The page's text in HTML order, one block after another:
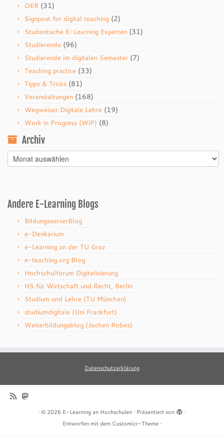
OER (31)
Signpost for digital teaching (2)
Studentische E-Learning Experten (31)
Studierende (96)
Studierende im digitalen Semester (7)
Teaching practice (33)
Tipps & Tricks (81)
Veranstaltungen (168)
Wegweiser Digitale Lehre (19)
Work in Progress (WiP) (8)
Archiv
Archiv
Andere E-Learning Blogs
BildungsserverBlog
e-Denkarium
e-Learning an der TU Graz
e-teaching.org Blog
Hochschulforum Digitalisierung
HS für Wirtschaft und Recht, Berlin
Studium und Lehre (TU München)
studiumdigitale (Uni Frankfurt)
Weiterbildungsblog (Jochen Robes)
Datenschutzerklärung
· © 2026 E-Learning an Hochschulen · Präsentiert von
·
Entworfen mit dem Customizr-Theme ·